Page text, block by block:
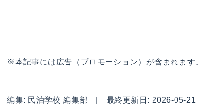
※本記事には広告（プロモーション）が含まれます。
編集: 民泊学校 編集部 | 最終更新日: 2026-05-21